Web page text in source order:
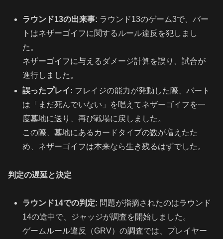
ラウンド13の出来事: ラウンド13のゲーム3で、バー
トはネザーゴイフに関するルール違反を犯しまし
た。
ネザーゴイフに与えるダメージ計算を誤り、試合が
進行しました。
誤ったプレイ: フレイジの能力が発動した際、バート
は「まだ死んでいない」を唱えてネザーゴイフを一
度墓地に送り、再び戦場に戻しました。
この際、墓地にあるカードタイプの数が増えたた
め、ネザーゴイフは本来なら生き残るはずでした。
判定の遅延と決定
ラウンド14での判定: 問題が指摘されたのはラウンド
14の途中で、ジャッジが調査を開始しました。
ゲームルール違反（GRV）の調査では、プレイヤー